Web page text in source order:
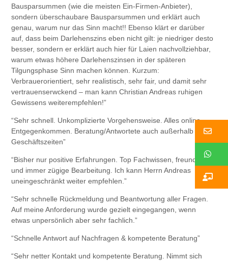
Bausparsummen (wie die meisten Ein-Firmen-Anbieter),
sondern überschaubare Bausparsummen und erklärt auch
genau, warum nur das Sinn macht!! Ebenso klärt er darüber
auf, dass beim Darlehenszins eben nicht gilt: je niedriger desto
besser, sondern er erklärt auch hier für Laien nachvollziehbar,
warum etwas höhere Darlehenszinsen in der späteren
Tilgungsphase Sinn machen können. Kurzum:
Verbrauerorientiert, sehr realistisch, sehr fair, und damit sehr
vertrauenserwckend – man kann Christian Andreas ruhigen
Gewissens weiterempfehlen!”
“Sehr schnell. Unkomplizierte Vorgehensweise. Alles online.
Entgegenkommen. Beratung/Antwortete auch außerhalb der
Geschäftszeiten”
“Bisher nur positive Erfahrungen. Top Fachwissen, freundlich
und immer zügige Bearbeitung. Ich kann Herrn Andreas
uneingeschränkt weiter empfehlen.”
“Sehr schnelle Rückmeldung und Beantwortung aller Fragen.
Auf meine Anforderung wurde gezielt eingegangen, wenn
etwas unpersönlich aber sehr fachlich.”
“Schnelle Antwort auf Nachfragen & kompetente Beratung”
“Sehr netter Kontakt und kompetente Beratung. Nimmt sich